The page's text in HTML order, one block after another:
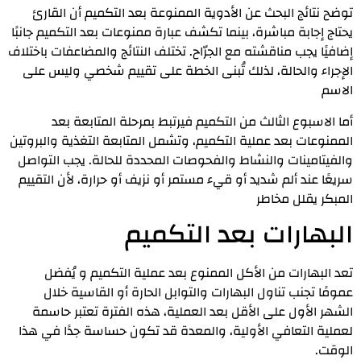
توضح نتائج البحث عن الأدوية الممنوعة بعد التكميم أن القارئ
يحتاج إجابة مباشرة، بينما تكشف عبارة ممنوعات بعد التكميم جانبًا
إضافيًا يجب مناقشته مع الجرّاح. تختلف النتائج والمضاعفات باختلاف
الإجراء والحالة، لذلك تُبنى الخطة على تقييم شخصي وليس على
الاسم
أما الاسبوع الثالث من التكميم فيرتبط بمرحلة المتابعة بعد
الممنوعات بعد عملية التكميم، وتشمل المتابعة التغذية والبروتين
والفيتامينات والنشاط والفحوصات المحددة للحالة. يجب التواصل
سريعًا عند ألم شديد أو قيء مستمر أو نزيف أو حرارة، لأن التقييم
المبكر يقلل مخاطر
البهارات بعد التكميم
تعد البهارات من الأكل الممنوع بعد عملية التكميم و يُفضل
عمومًا تجنب تناول البهارات والتوابل الحارة أو القاسية خلال
الشهر الأول على الأقل بعد العملية، هذه الفترة تعتبر حاسمة
لعملية التعافي الأولية، والمعدة قد تكون حساسة جدًا في هذا
الوقت.